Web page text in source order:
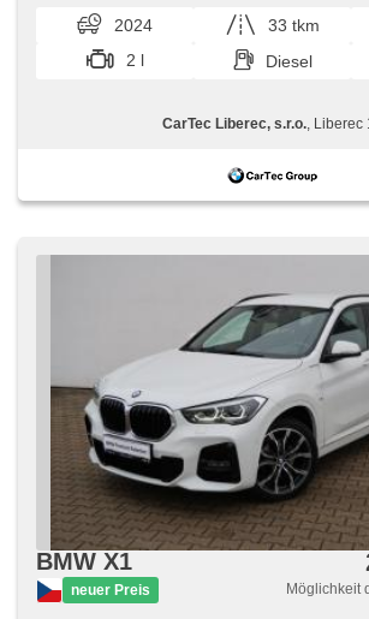
kontaktujte naše prodejce nebo ...
2024 33 tkm
2 l
Diesel
CarTec Liberec, s.r.o. , Liberec
BMW X1
neuer Preis Möglichkeit